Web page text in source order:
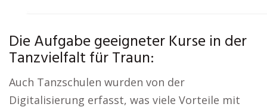
Die Aufgabe geeigneter Kurse in der
Tanzvielfalt für Traun:
Auch Tanzschulen wurden von der
Digitalisierung erfasst, was viele Vorteile mit